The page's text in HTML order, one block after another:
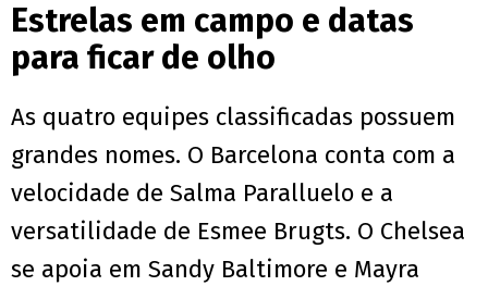
Estrelas em campo e datas
para ficar de olho
As quatro equipes classificadas possuem
grandes nomes. O Barcelona conta com a
velocidade de Salma Paralluelo e a
versatilidade de Esmee Brugts. O Chelsea
se apoia em Sandy Baltimore e Mayra